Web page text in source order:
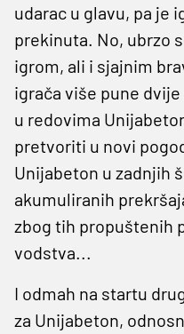
udarac u glavu, pa je
prekinuta. No, ubrzo
igrom, ali i sjajnim
igrača više pune
u redovima
pretvoriti u novi
Unijabeton u zadnjih
akumuliranih
zbog tih propuštenih
vodstva...
I odmah na startu
za Unijabeton,